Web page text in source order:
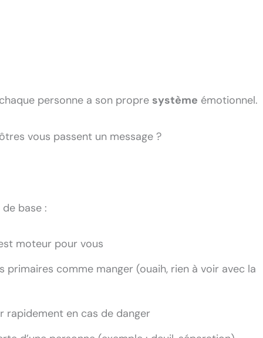
personne a son propre système émotionnel.
vous passent un message ?
base :
moteur pour vous
comme manger (ouaih, rien à voir avec la
rapidement en cas de danger